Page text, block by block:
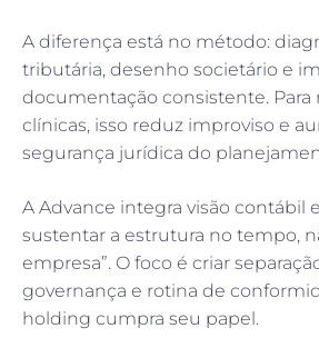
A diferença está no método:
tributária, desenho societário e
documentação consistente. Para
clínicas, isso reduz improviso e
segurança jurídica do
A Advance integra visão contábil
sustentar a estrutura no tempo,
empresa”. O foco é criar
governança e rotina de
holding cumpra seu papel.